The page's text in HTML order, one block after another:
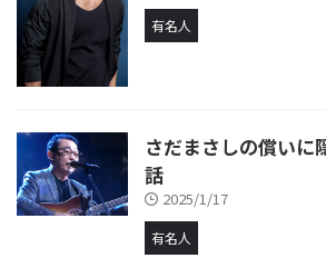
有名人
さだまさしの償いに
話
2025/1/17
有名人